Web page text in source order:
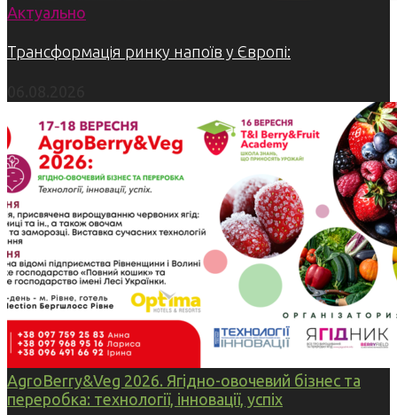
Актуально
Трансформація ринку напоїв у Європі:
AgroBerry&Veg 2026. Ягідно-овочевий бізнес та
переробка: технології, інновації, успіх